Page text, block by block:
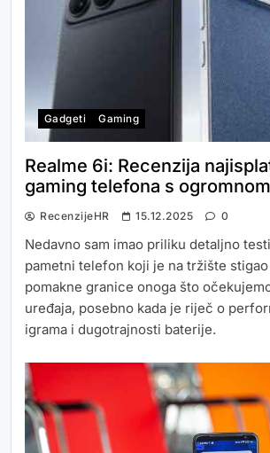
Gadgeti Gaming
Realme 6i: Recenzija
gaming telefona s
RecenzijeHR 15.12.2025 0
Nedavno sam imao priliku detaljno
pametni telefon koji je na tržište
pomakne granice onoga što
uređaja, posebno kada je riječ o
igrama i dugotrajnosti baterije.